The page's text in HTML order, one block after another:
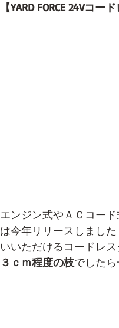
【YARD FORCE 24Vコ
エンジン式やＡＣコー
は今年リリースしました
いいただけるコードレス
３ｃｍ程度の枝でした